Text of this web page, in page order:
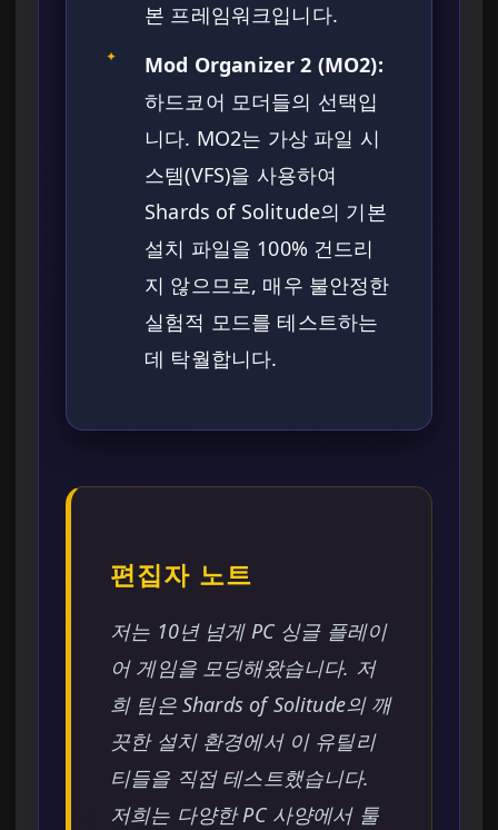
본 프레임워크입니다.
✦
Mod Organizer 2 (MO2):
하드코어 모더들의 선택입
니다. MO2는 가상 파일 시
스템(VFS)을 사용하여
Shards of Solitude의 기본
설치 파일을 100% 건드리
지 않으므로, 매우 불안정한
실험적 모드를 테스트하는
데 탁월합니다.
편집자 노트
저는 10년 넘게 PC 싱글 플레이
어 게임을 모딩해왔습니다. 저
희 팀은 Shards of Solitude의 깨
끗한 설치 환경에서 이 유틸리
티들을 직접 테스트했습니다.
저희는 다양한 PC 사양에서 툴